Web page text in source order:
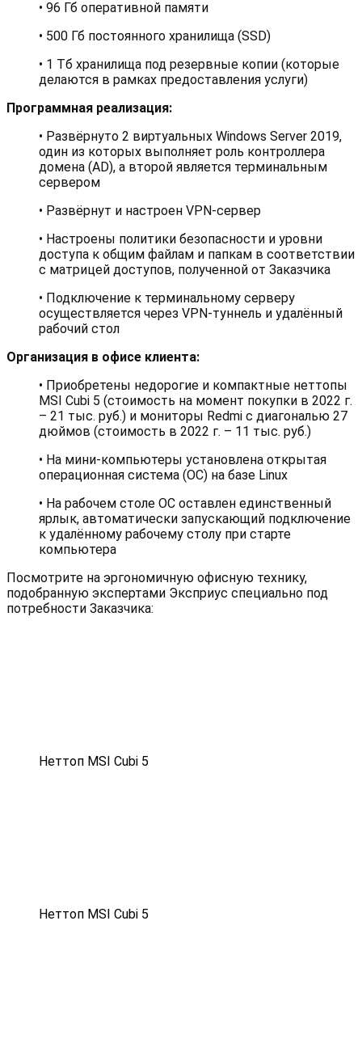
• 96 Гб оперативной памяти
• 500 Гб постоянного хранилища (SSD)
• 1 Тб хранилища под резервные копии (которые
делаются в рамках предоставления услуги)
Программная реализация:
• Развёрнуто 2 виртуальных Windows Server 2019,
один из которых выполняет роль контроллера
домена (AD), а второй является терминальным
сервером
• Развёрнут и настроен VPN-сервер
• Настроены политики безопасности и уровни
доступа к общим файлам и папкам в соответствии
с матрицей доступов, полученной от Заказчика
• Подключение к терминальному серверу
осуществляется через VPN-туннель и удалённый
рабочий стол
Организация в офисе клиента:
• Приобретены недорогие и компактные неттопы
MSI Cubi 5 (стоимость на момент покупки в 2022 г.
– 21 тыс. руб.) и мониторы Redmi с диагональю 27
дюймов (стоимость в 2022 г. – 11 тыс. руб.)
• На мини-компьютеры установлена открытая
операционная система (ОС) на базе Linux
• На рабочем столе ОС оставлен единственный
ярлык, автоматически запускающий подключение
к удалённому рабочему столу при старте
компьютера
Посмотрите на эргономичную офисную технику,
подобранную экспертами Эксприус специально под
потребности Заказчика:
Неттоп MSI Cubi 5
Неттоп MSI Cubi 5